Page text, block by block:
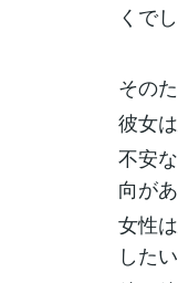
くで
その
彼女
不安
向が
女性
した